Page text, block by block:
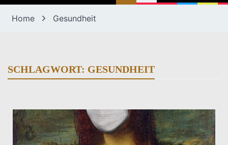
Home Gesundheit
SCHLAGWORT: GESUNDHEIT